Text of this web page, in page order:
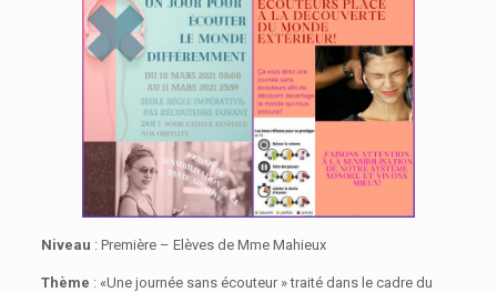
Niveau : Première – Elèves de Mme Mahieux
Thème : «Une journée sans écouteur » traité dans le cadre du